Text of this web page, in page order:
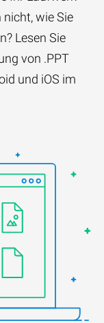
wie Sie
Lesen Sie
von .PPT
und iOS im